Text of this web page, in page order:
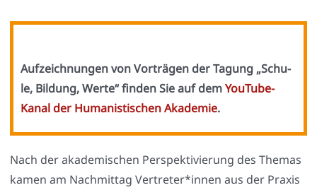
Auf­zeich­nun­gen von Vor­trä­gen der Tagung „Schu­
le, Bil­dung, Wer­te“ fin­den Sie auf demYou­Tube-
Kanal der Huma­nis­ti­schen Aka­de­mie.
Nach der aka­de­mi­schen Per­spek­ti­vie­rung des The­mas
kamen am Nach­mit­tag Vertreter*innen aus der Pra­xis